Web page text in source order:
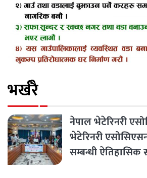
भर्खरै
नेपाल भेटेरिनरी
भेटेरिनरी
सम्बन्धी ऐतिहासिक